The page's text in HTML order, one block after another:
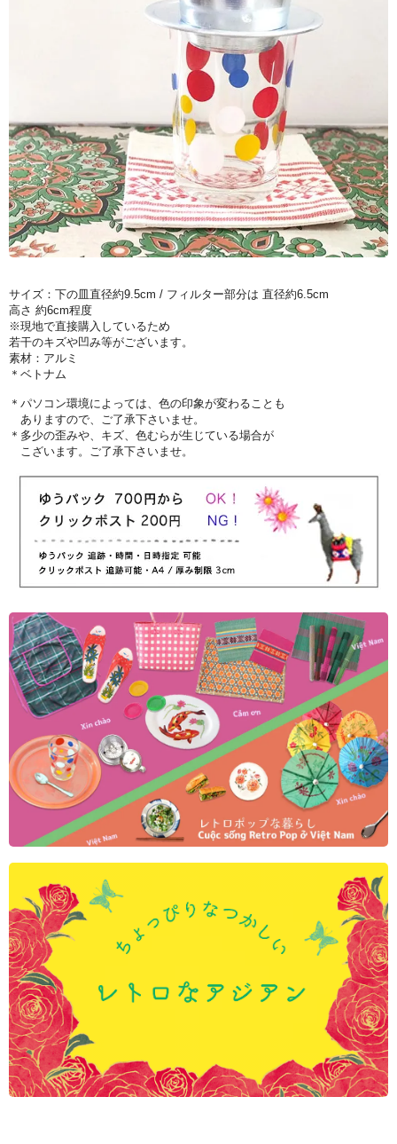
サイズ：下の皿直径約9.5cm / フィルター部分は 直径約6.5cm
高さ 約6cm程度
※現地で直接購入しているため
若干のキズや凹み等がございます。
素材：アルミ
＊ベトナム
＊パソコン環境によっては、色の印象が変わることも
ありますので、ご了承下さいませ。
＊多少の歪みや、キズ、色むらが生じている場合が
こざいます。ご了承下さいませ。